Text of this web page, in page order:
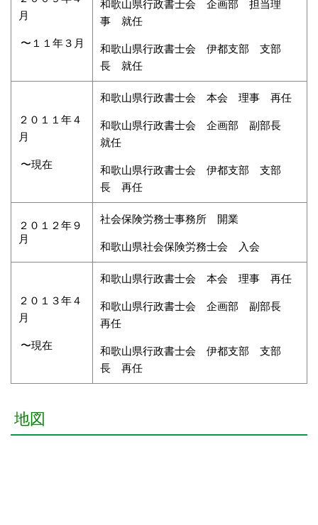
月
〜１１年３月
和歌山県行政書士会 企画部 担当理
事 就任
和歌山県行政書士会 伊都支部 支部
長 就任
２０１１年４
月
〜現在
和歌山県行政書士会 本会 理事 再任
和歌山県行政書士会 企画部 副部長
就任
和歌山県行政書士会 伊都支部 支部
長 再任
２０１２年９
月
社会保険労務士事務所 開業
和歌山県社会保険労務士会 入会
２０１３年４
月
〜現在
和歌山県行政書士会 本会 理事 再任
和歌山県行政書士会 企画部 副部長
再任
和歌山県行政書士会 伊都支部 支部
長 再任
地図